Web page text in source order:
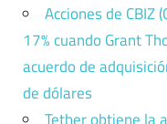
Acciones de CBIZ
17% cuando Grant
acuerdo de
de dólares
Tether obtiene la